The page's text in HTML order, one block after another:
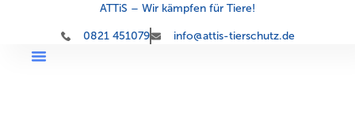
ATTiS – Wir kämpfen für Tiere!
0821 451079 info@attis-tierschutz.de